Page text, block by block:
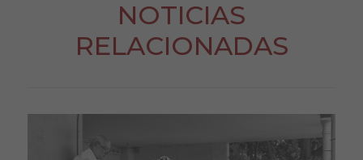
NOTICIAS
RELACIONADAS